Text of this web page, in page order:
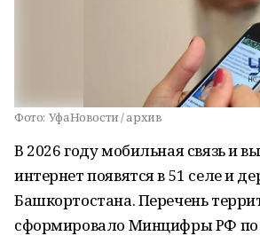
Фото: УфаНовости / архив
В 2026 году мобильная связь и
интернет появятся в 51 селе и
Башкортостана. Перечень
сформировало Минцифры РФ по